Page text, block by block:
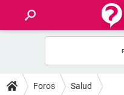
FORUMS
Foros Salud